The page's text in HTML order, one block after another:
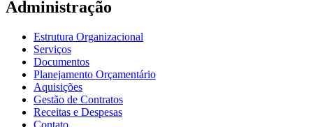
Administração
Estrutura Organizacional
Serviços
Documentos
Planejamento Orçamentário
Aquisições
Gestão de Contratos
Receitas e Despesas